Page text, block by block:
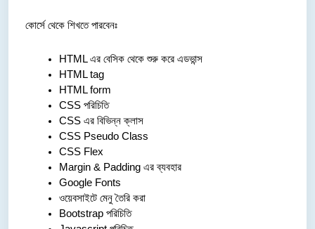
কোর্সে থেকে শিখতে পারবেনঃ
HTML এর বেসিক থেকে শুরু করে এডভান্স
HTML tag
HTML form
CSS পরিচিতি
CSS এর বিভিন্ন ক্লাস
CSS Pseudo Class
CSS Flex
Margin & Padding এর ব্যবহার
Google Fonts
ওয়েবসাইটে মেনু তৈরি করা
Bootstrap পরিচিতি